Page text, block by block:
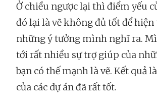
Ở chiều ngược lại thì điểm yếu
đó lại là vẽ không đủ tốt để hiện
những ý tưởng mình nghĩ ra.
tới rất nhiều sự trợ giúp của
bạn có thế mạnh là vẽ. Kết quả
của các dự án đã rất tốt.